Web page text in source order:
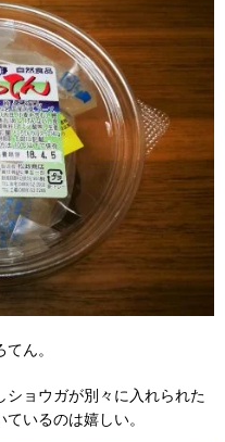
ん。
ショウガが別々に入れられた
いるのは嬉しい。